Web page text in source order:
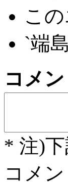
こ
`端
コメン
* 注)
コメ